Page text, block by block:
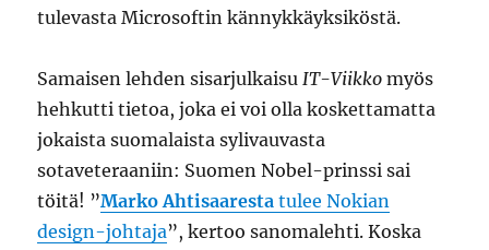
tulevasta Microsoftin kännykkäyksiköstä.
Samaisen lehden sisarjulkaisuIT-Viikko myös
hehkutti tietoa, joka ei voi olla koskettamatta
jokaista suomalaista sylivauvasta
sotaveteraaniin: Suomen Nobel-prinssi sai
töitä! ”Marko Ahtisaaresta tulee Nokian
design-johtaja”, kertoo sanomalehti. Koska